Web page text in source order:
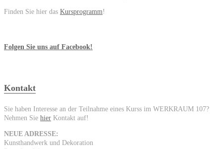
Finden Sie hier das Kursprogramm!
Folgen Sie uns auf Facebook!
Kontakt
Sie haben Interesse an der Teilnahme eines Kurss im WERKRAUM 107?
Nehmen Sie hier Kontakt auf!
NEUE ADRESSE:
Kunsthandwerk und Dekoration